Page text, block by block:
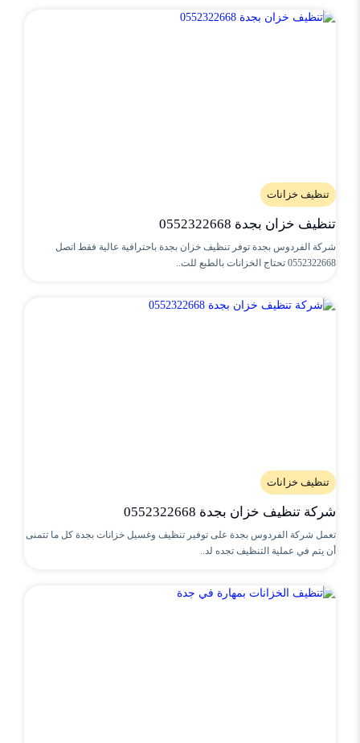
تنظيف خزانات
تنظيف خزان بجدة 0552322668
شركة الفردوس بجدة توفر تنظيف خزان بجدة باحترافية عالية فقط اتصل
0552322668 تحتاج الخزانات بالطبع للت..
تنظيف خزانات
شركة تنظيف خزان بجدة 0552322668
تعمل شركة الفردوس بجدة على توفير تنظيف وغسيل خزانات بجدة كل ما تتمنى
أن يتم في عملية التنظيف تجده لد..